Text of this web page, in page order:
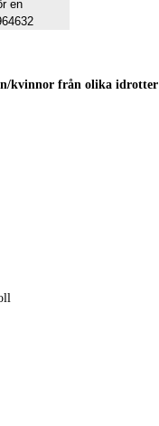
en
kvinnor från olika idrotter